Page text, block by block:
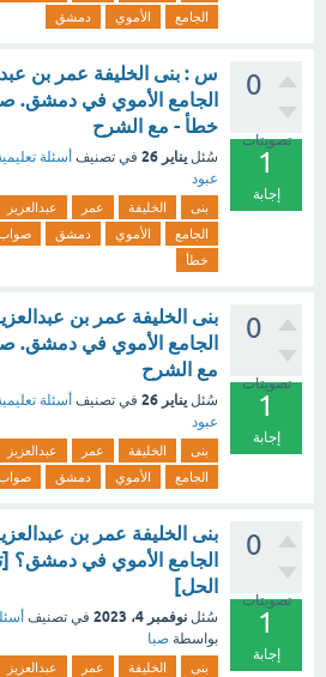
الجامع
الأموي دمشق
0
تصويتات
1
إجابة
س : بنى الخليفة عمر بن
الجامع الأموي في دمشق.
خطأ - مع الشرح
سُئل يناير 26 في تصنيف أسئلة
عبود
بنى الخليفة عمر
عبدالعزيز
الجامع
الأموي دمشق
خطأ
0
تصويتات
1
إجابة
بنى الخليفة عمر بن
الجامع الأموي في دمشق.
مع الشرح
سُئل يناير 26 في تصنيف أسئلة
عبود
بنى الخليفة عمر
عبدالعزيز
الجامع
الأموي دمشق
0
تصويتات
1
إجابة
بنى الخليفة عمر بن
الجامع الأموي في دمشق؟
الحل]
سُئل نوفمبر 4، 2023 في تصنيف
بواسطة صبا
بنى الخليفة عمر
عبدالعزيز